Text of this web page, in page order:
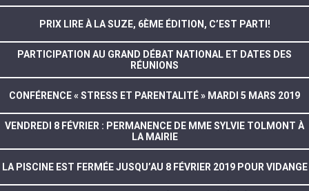
PRIX LIRE À LA SUZE, 6ÈME ÉDITION, C’EST PARTI!
PARTICIPATION AU GRAND DÉBAT NATIONAL ET DATES DES
RÉUNIONS
CONFÉRENCE « STRESS ET PARENTALITÉ » MARDI 5 MARS 2019
VENDREDI 8 FÉVRIER : PERMANENCE DE MME SYLVIE TOLMONT À
LA MAIRIE
LA PISCINE EST FERMÉE JUSQU’AU 8 FÉVRIER 2019 POUR VIDANGE